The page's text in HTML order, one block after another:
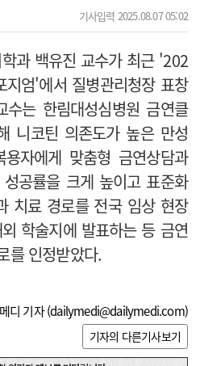
기사입력 2025.08.07 05:02
과 백유진 교수가 최근 '202
엄'에서 질병관리청장 표창
는 한림대성심병원 금연클
니코틴 의존도가 높은 만성
자에게 맞춤형 금연상담과
공률을 크게 높이고 표준화
치료 경로를 전국 임상 현장
학술지에 발표하는 등 금연
를 인정받았다.
디 기자 (dailymedi@dailymedi.com)
기자의 다른기사보기